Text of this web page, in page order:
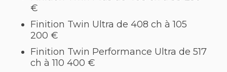
€
Finition Twin Ultra de 408 ch à 105
200 €
Finition Twin Performance Ultra de 517
ch à 110 400 €